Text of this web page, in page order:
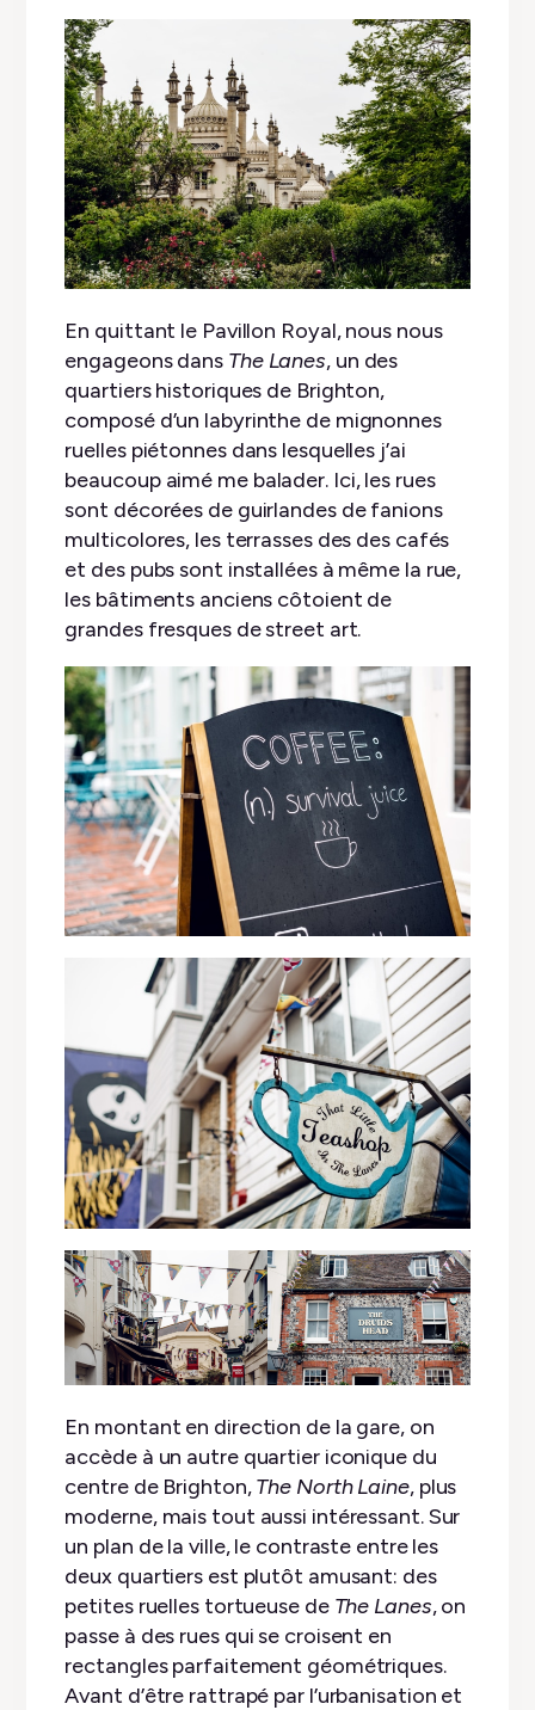
En quittant le Pavillon Royal, nous nous
engageons dans The Lanes, un des
quartiers historiques de Brighton,
composé d’un labyrinthe de mignonnes
ruelles piétonnes dans lesquelles j’ai
beaucoup aimé me balader. Ici, les rues
sont décorées de guirlandes de fanions
multicolores, les terrasses des des cafés
et des pubs sont installées à même la rue,
les bâtiments anciens côtoient de
grandes fresques de street art.
En montant en direction de la gare, on
accède à un autre quartier iconique du
centre de Brighton,The North Laine, plus
moderne, mais tout aussi intéressant. Sur
un plan de la ville, le contraste entre les
deux quartiers est plutôt amusant: des
petites ruelles tortueuse de The Lanes, on
passe à des rues qui se croisent en
rectangles parfaitement géométriques.
Avant d’être rattrapé par l’urbanisation et